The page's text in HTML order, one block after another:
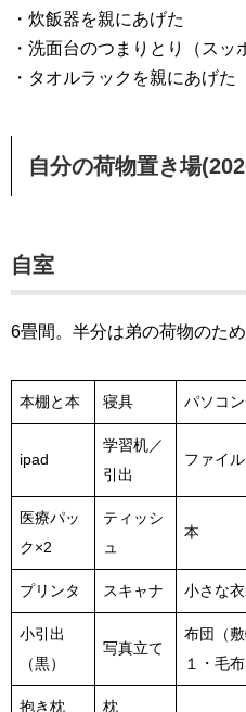
・炊飯器を親にあげた
・洗面台のつまりとり（スッ
・タオルラックを親にあげた
自分の荷物置き場
自室
6畳間。半分は弟の荷物のため
本棚と本 寝具 パソコ
ipad
学習机／
引出
ファイ
医療パッ
ク×2
ティッシ
ュ
本
プリンタ スキャナ 小さな
小引出
（黒）
写真立て
布団（
１・毛布
抱き枕 枕